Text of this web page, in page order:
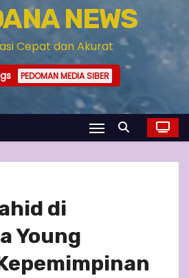
NEWS
Cepat dan Akurat
PEDOMAN MEDIA SIBER
di
Young